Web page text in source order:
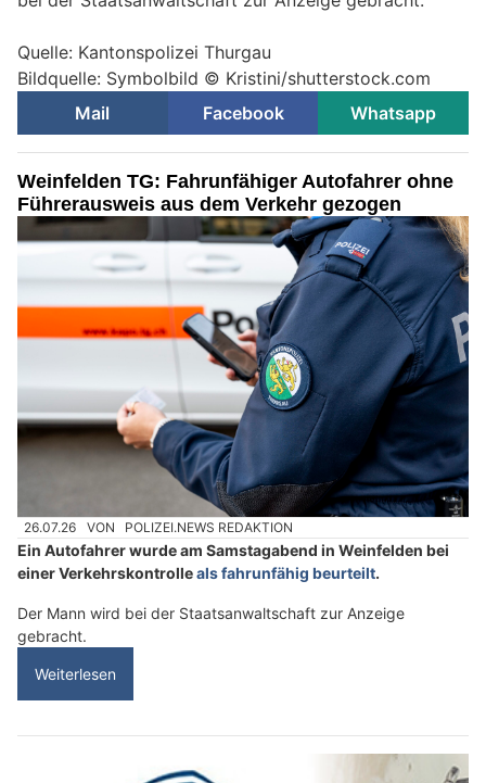
Quelle: Kantonspolizei Thurgau
Bildquelle: Symbolbild © Kristini/shutterstock.com
Mail
Facebook Whatsapp
Weinfelden TG: Fahrunfähiger Autofahrer ohne
Führerausweis aus dem Verkehr gezogen
26.07.26 VON POLIZEI.NEWS REDAKTION
Ein Autofahrer wurde am Samstagabend in Weinfelden bei
einer Verkehrskontrolleals fahrunfähig beurteilt.
Der Mann wird bei der Staatsanwaltschaft zur Anzeige
gebracht.
Weiterlesen